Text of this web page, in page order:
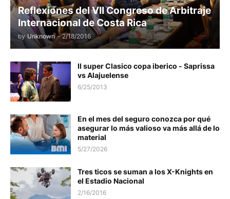
Reflexiones del VII Congreso de Arbitraje
Internacional de Costa Rica
by Unknown - 2/18/2016
II super Clasico copa iberico - Saprissa
vs Alajuelense
6/25/2013
En el mes del seguro conozca por qué
asegurar lo más valioso va más allá de lo
material
5/27/2026
Tres ticos se suman a los X-Knights en
el Estadio Nacional
2/16/2016